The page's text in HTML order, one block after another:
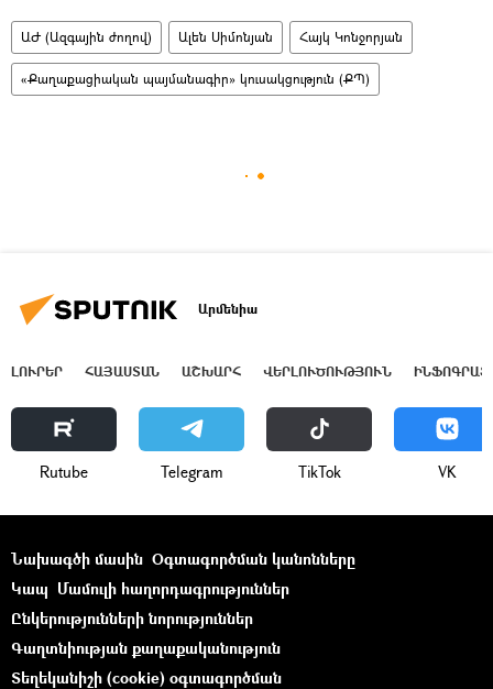
ԱԺ (Ազգային ժողով) Ալեն Սիմոնյան Հայկ Կոնջորյան
«Քաղաքացիական պայմանագիր» կուսակցություն (ՔՊ)
Արմենիա
ԼՈՒՐԵՐ ՀԱՅԱՍՏԱՆ ԱՇԽԱՐՀ ՎԵՐԼՈՒԾՈՒԹՅՈՒՆ
Rutube Telegram ТikТоk VK
Նախագծի մասին Օգտագործման կանոնները
Կապ Մամուլի հաղորդագրություններ
Ընկերությունների նորություններ
Գաղտնիության քաղաքականություն
Տեղեկանիշի (cookie) օգտագործման